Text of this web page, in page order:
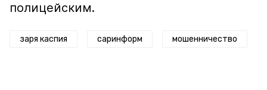
полицейским.
заря каспия саринформ мошенничество